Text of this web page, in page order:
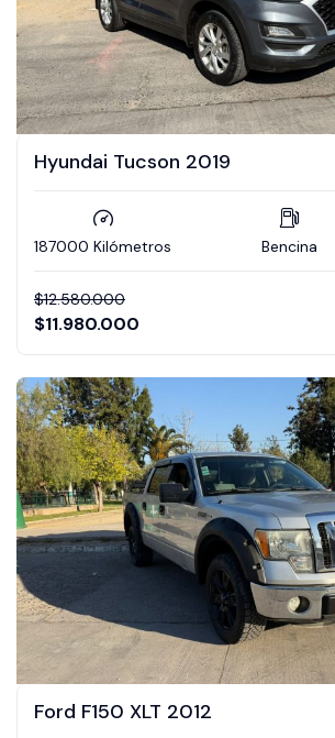
Hyundai Tucson 2019
187000 Kilómetros Bencina
$12.580.000
$11.980.000
Ford F150 XLT 2012